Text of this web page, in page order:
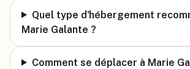
Quel type d'hébergement
Marie Galante ?
Comment se déplacer à Marie